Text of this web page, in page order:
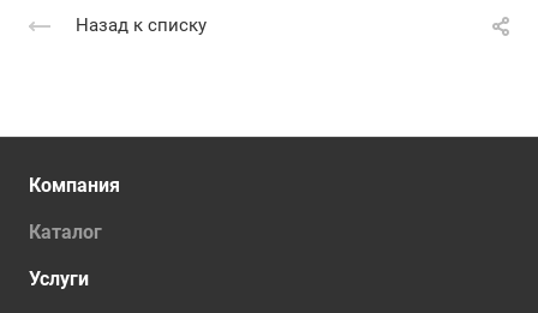
Назад к списку
Компания
Каталог
Услуги